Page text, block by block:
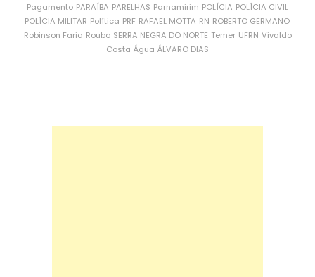
Pagamento PARAÍBA PARELHAS Parnamirim POLÍCIA POLÍCIA CIVIL
POLÍCIA MILITAR Política PRF RAFAEL MOTTA RN ROBERTO GERMANO
Robinson Faria Roubo SERRA NEGRA DO NORTE Temer UFRN Vivaldo
Costa Água ÁLVARO DIAS